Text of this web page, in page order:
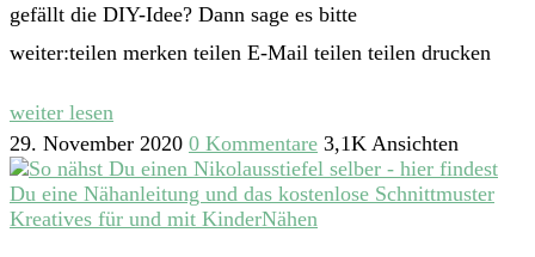
gefällt die DIY-Idee? Dann sage es bitte
weiter:teilen merken teilen E-Mail teilen teilen drucken
weiter lesen
29. November 2020 0 Kommentare 3,1K Ansichten
Kreatives für und mit KinderNähen